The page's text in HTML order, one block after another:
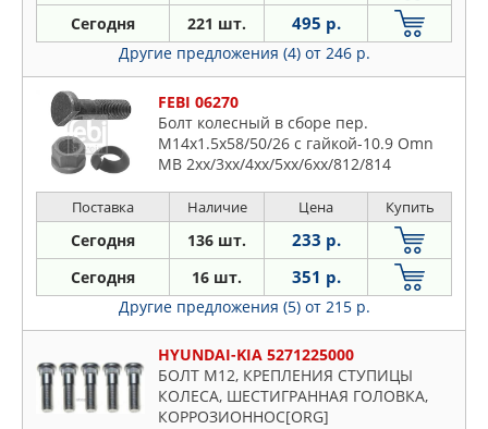
Сегодня 221 шт. 495 р.
Другие предложения (4) от 246 р.
FEBI 06270
Болт колесный в сборе пер.
M14x1.5x58/50/26 с гайкой-10.9 Omn
MB 2xx/3xx/4xx/5xx/6xx/812/814
Поставка Наличие Цена Купить
Сегодня 136 шт. 233 р.
Сегодня 16 шт. 351 р.
Другие предложения (5) от 215 р.
HYUNDAI-KIA 5271225000
БОЛТ М12, КРЕПЛЕНИЯ СТУПИЦЫ
КОЛЕСА, ШЕСТИГРАННАЯ ГОЛОВКА,
КОРРОЗИОННОС[ORG]